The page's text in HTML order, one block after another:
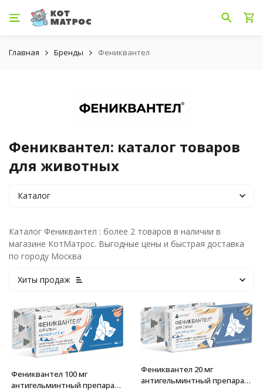
Главная Бренды Фениквантел
Фениквантел: каталог товаров
для животных
Каталог
Каталог Фениквантел : более 2 товаров в наличии в
магазине КотМатрос. Выгодные цены и быстрая доставка
по городу Москва
Хиты продаж
Фениквантел 100 мг
антигельминтный препарат
Фениквантел 20 мг
антигельминтный препарат